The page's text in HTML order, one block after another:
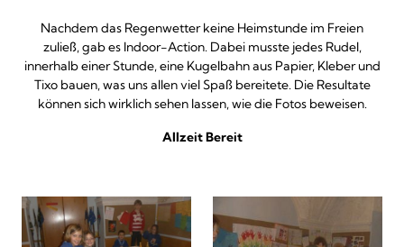
Nachdem das Regenwetter keine Heimstunde im Freien
zuließ, gab es Indoor-Action. Dabei musste jedes Rudel,
innerhalb einer Stunde, eine Kugelbahn aus Papier, Kleber und
Tixo bauen, was uns allen viel Spaß bereitete. Die Resultate
können sich wirklich sehen lassen, wie die Fotos beweisen.
Allzeit Bereit